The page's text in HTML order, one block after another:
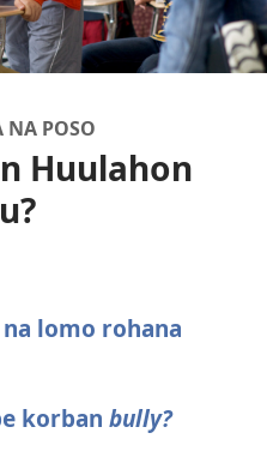
POSO
Huulahon
lomo rohana
korban bully?